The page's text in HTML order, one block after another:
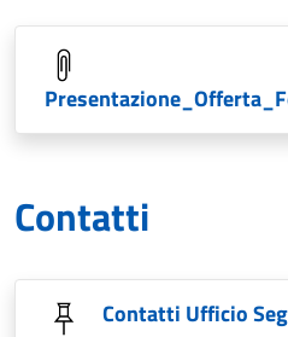
Contatti
Contatti Ufficio